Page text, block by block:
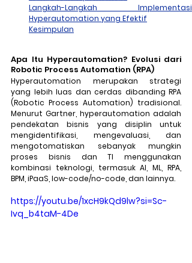
Langkah-Langkah Implementasi
Hyperautomation yang Efektif
Kesimpulan
Apa Itu Hyperautomation? Evolusi dari
Robotic Process Automation (RPA)
Hyperautomation merupakan strategi
yang lebih luas dan cerdas dibanding RPA
(Robotic Process Automation) tradisional.
Menurut Gartner, hyperautomation adalah
pendekatan bisnis yang disiplin untuk
mengidentifikasi, mengevaluasi, dan
mengotomatiskan sebanyak mungkin
proses bisnis dan TI menggunakan
kombinasi teknologi, termasuk AI, ML, RPA,
BPM, iPaaS, low-code/no-code, dan lainnya.
https://youtu.be/1xcH9kQd9lw?si=Sc-
Ivq_b4taM-4De